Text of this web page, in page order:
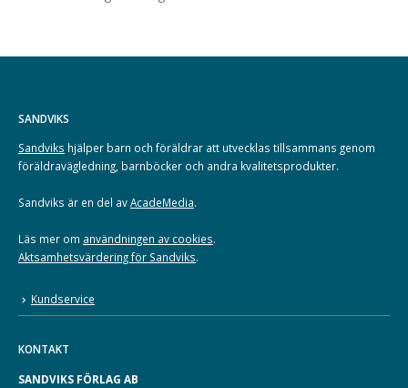
SANDVIKS
Sandviks hjälper barn och föräldrar att utvecklas tillsammans genom
föräldravägledning, barnböcker och andra kvalitetsprodukter.
Sandviks är en del avAcadeMedia.
Läs mer om användningen av cookies.
Aktsamhetsvärdering för Sandviks.
Kundservice
KONTAKT
SANDVIKS FÖRLAG AB